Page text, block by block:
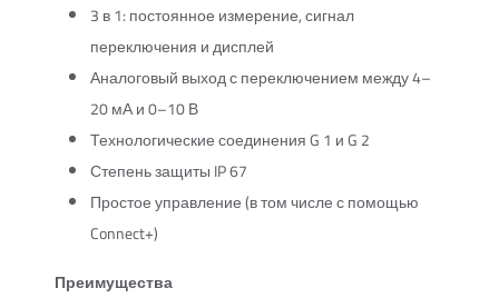
3 в 1: постоянное измерение, сигнал
переключения и дисплей
Аналоговый выход с переключением между 4–
20 мА и 0–10 В
Технологические соединения G 1 и G 2
Степень защиты IP 67
Простое управление (в том числе с помощью
Connect+)
Преимущества